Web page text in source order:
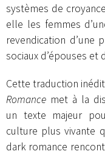
systèmes de
elle les femmes
revendication d’une
sociaux d’épouses et
Cette traduction
Romance met à la
un texte majeur
culture plus vivante
dark romance